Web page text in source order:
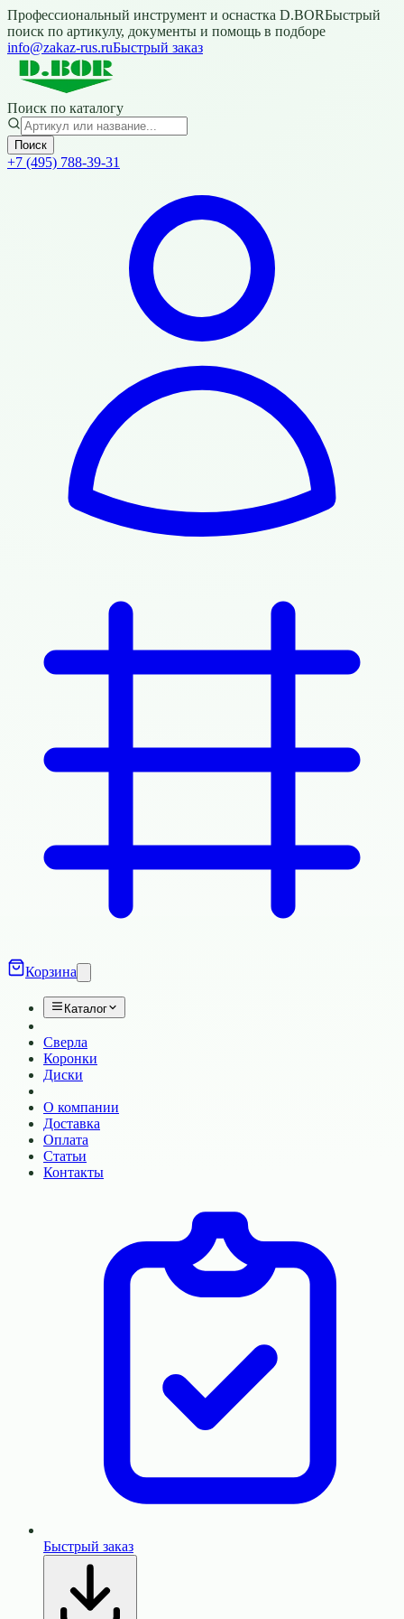
Профессиональный инструмент и оснастка D.BORБыстрый
поиск по артикулу, документы и помощь в подборе
info@zakaz-rus.ruБыстрый заказ
Поиск по каталогу
Поиск
+7 (495) 788-39-31
Корзина
Каталог
Сверла
Коронки
Диски
О компании
Доставка
Оплата
Статьи
Контакты
Быстрый заказ